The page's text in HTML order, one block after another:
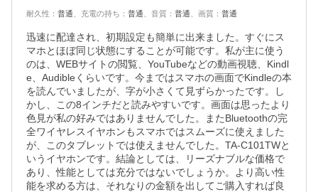
耐久性 ： 普通 充電の持ち ： 普通 音質 ： 普通 画質 ： 普通
迅速に配達され、初期設定も簡単に出来ました。すぐにス
マホとほぼ同じ状態にすることが可能です。私が主に使う
のは、WEBサイトの閲覧、YouTubeなどの動画視聴、Kindl
e、Audibleくらいです。今まではスマホの画面でKindleの本
を読んでいましたが、字が小さくて見ずらかったです。し
かし、この8インチだと読みやすいです。画面は思ったより
色見が私の好みではありませんでした。またBluetoothの完
全ワイヤレスイヤホンもスマホではスムーズに使えました
が、このタブレットでは使えませんでした。TA-C101TWと
いうイヤホンです。結論としては、リーズナブルな価格で
あり、性能としては充分ではないでしょうか。より高い性
能を求める方は、それなりの金額を出してご購入すれば良